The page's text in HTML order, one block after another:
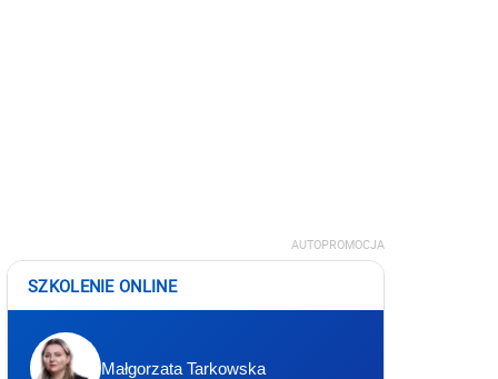
AUTOPROMOCJA
SZKOLENIE ONLINE
Małgorzata Tarkowska